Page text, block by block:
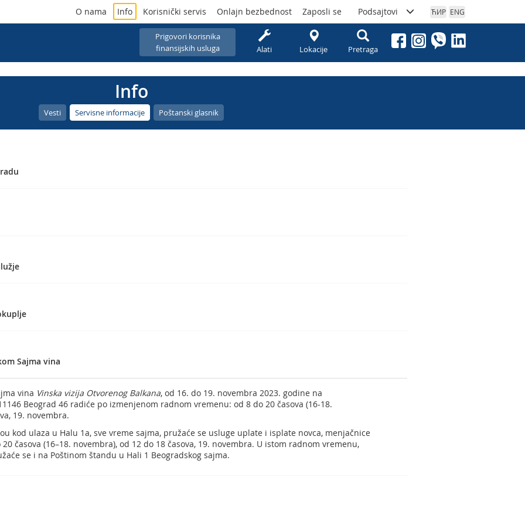
Prigovori korisnika
finansijskih usluga
Alati Lokacije Pretraga
O nama Info Korisnički servis Onlajn bezbednost Zaposli se Podsajtovi ЋИР ENG
Info
Vesti Servisne informacije Poštanski glasnik
Sajma vina
vina Vinska vizija Otvorenog Balkana, od 16. do 19. novembra 2023. godine na
Beograd 46 radiće po izmenjenom radnom vremenu: od 8 do 20 časova (16-18.
19. novembra.
kod ulaza u Halu 1a, sve vreme sajma, pružaće se usluge uplate i isplate novca, menjačnice
časova (16–18. novembra), od 12 do 18 časova, 19. novembra. U istom radnom vremenu,
se i na Poštinom štandu u Hali 1 Beogradskog sajma.